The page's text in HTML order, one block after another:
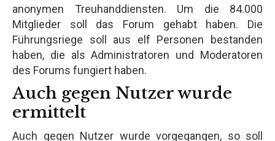
anonymen Treuhanddiensten. Um die 84.000
Mitglieder soll das Forum gehabt haben. Die
Führungsriege soll aus elf Personen bestanden
haben, die als Administratoren und Moderatoren
des Forums fungiert haben.
Auch gegen Nutzer wurde
ermittelt
Auch gegen Nutzer wurde vorgegangen, so soll